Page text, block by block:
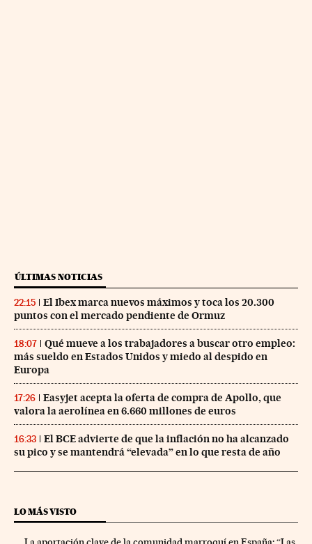
ÚLTIMAS NOTICIAS
22:15
El Ibex marca nuevos máximos y toca los 20.300
puntos con el mercado pendiente de Ormuz
18:07
Qué mueve a los trabajadores a buscar otro empleo:
más sueldo en Estados Unidos y miedo al despido en
Europa
17:26
Easyjet acepta la oferta de compra de Apollo, que
valora la aerolínea en 6.660 millones de euros
16:33
El BCE advierte de que la inflación no ha alcanzado
su pico y se mantendrá “elevada” en lo que resta de año
LO MÁS VISTO